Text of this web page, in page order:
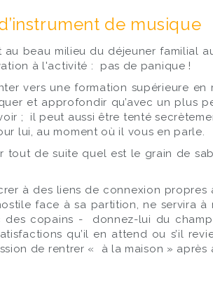
de musique
beau milieu du déjeuner familial
à l'activité : pas de panique !
vers une formation supérieure en
et approfondir qu’avec un plus
; il peut aussi être tenté
lui, au moment où il vous en parle.
tout de suite quel est le grain de
à des liens de connexion propres
face à sa partition, ne servira
copains - donnez-lui du
qu’il en attend ou s’il
de rentrer « à la maison » après